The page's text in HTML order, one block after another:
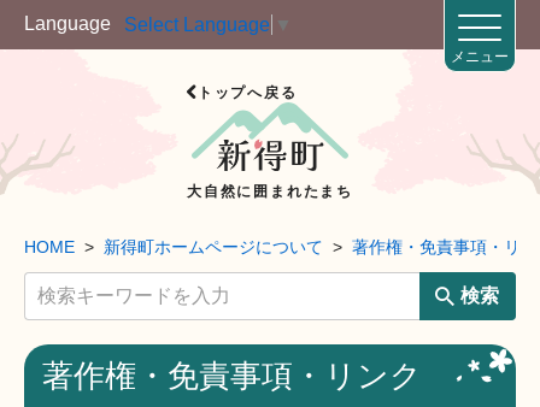
Language Select Language
トップへ戻る
大自然に囲まれたまち
メニュー
HOME 新得町ホームページについて 著作権・免責事項・リ
検索
著作権・免責事項・リンク